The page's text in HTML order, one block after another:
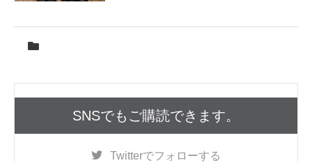
SNSでもご購読できます。
Twitterでフォローする